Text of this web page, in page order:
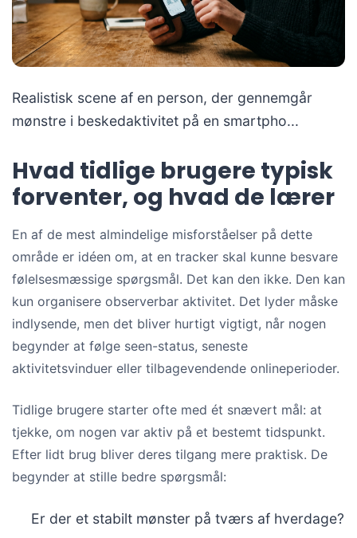
Realistisk scene af en person, der gennemgår
mønstre i beskedaktivitet på en smartpho...
Hvad tidlige brugere typisk
forventer, og hvad de lærer
En af de mest almindelige misforståelser på dette
område er idéen om, at en tracker skal kunne besvare
følelsesmæssige spørgsmål. Det kan den ikke. Den kan
kun organisere observerbar aktivitet. Det lyder måske
indlysende, men det bliver hurtigt vigtigt, når nogen
begynder at følge seen-status, seneste
aktivitetsvinduer eller tilbagevendende onlineperioder.
Tidlige brugere starter ofte med ét snævert mål: at
tjekke, om nogen var aktiv på et bestemt tidspunkt.
Efter lidt brug bliver deres tilgang mere praktisk. De
begynder at stille bedre spørgsmål:
Er der et stabilt mønster på tværs af hverdage?